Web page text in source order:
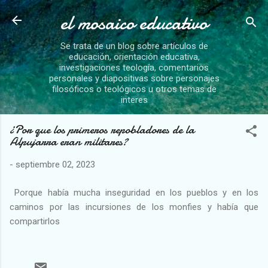
Ir al contenido principal
el mosaico educativo
Se trata de un blog sobre artículos de
educación, orientación educativa,
investigaciones teología, comentarios
personales y diapositivas sobre personajes
filosóficos o teológicos u otros temas de
interes
¿Por que los primeros repobladores de la
Alpujarra eran militares?
- septiembre 02, 2023
Porque había mucha inseguridad en los pueblos y en los
caminos por las incursiones de los monfies y había que
compartirlos